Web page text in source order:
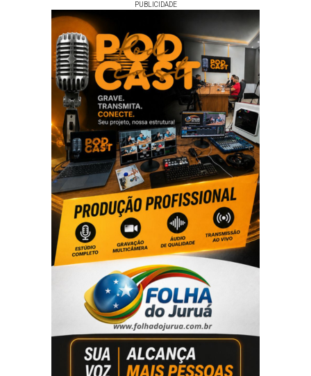
Partido Socialista
Brasileiro (PSB)
PUBLICIDADE